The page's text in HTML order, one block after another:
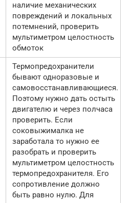
наличие механических
повреждений и локальных
потемнений, проверить
мультиметром целостность
обмоток
Термопредохранители
бывают одноразовые и
самовосстанавливающиеся.
Поэтому нужно дать остыть
двигателю и через полчаса
проверить. Если
соковыжималка не
заработала то нужно ее
разобрать и проверить
мультиметром целостность
термопредохранителя. Его
сопротивление должно
быть равно нулю. Для